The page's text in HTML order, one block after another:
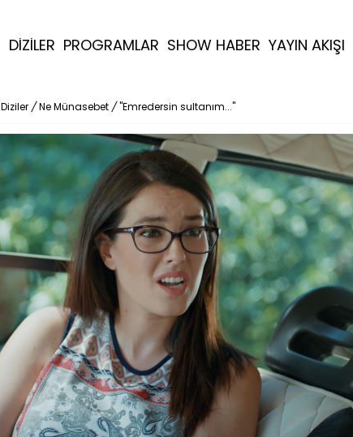
DİZİLER PROGRAMLAR SHOW HABER YAYIN AKIŞI
Diziler / Ne Münasebet / "Emredersin sultanım..."
Sessiz 1080P
Yüklendi:
23.49%